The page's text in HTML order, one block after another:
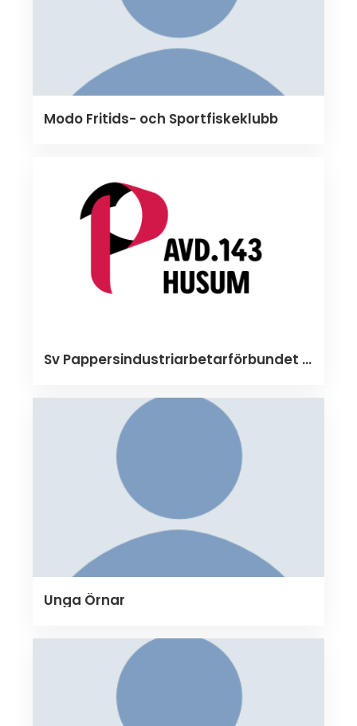
Modo Fritids- och Sportfiskeklubb
Sv Pappersindustriarbetarförbundet avd 143
Unga Örnar